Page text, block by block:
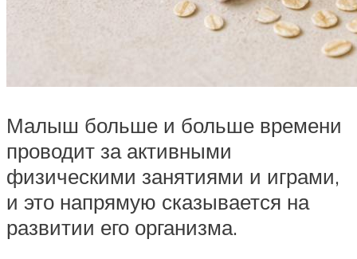
Малыш больше и больше времени
проводит за активными
физическими занятиями и играми,
и это напрямую сказывается на
развитии его организма.